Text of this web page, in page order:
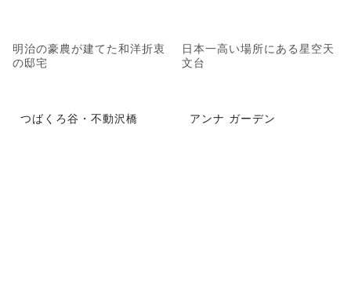
明治の豪農が建てた和洋折衷
の邸宅
日本一高い場所にある星空天
文台
つばくろ谷・不動沢橋 アンナ ガーデン